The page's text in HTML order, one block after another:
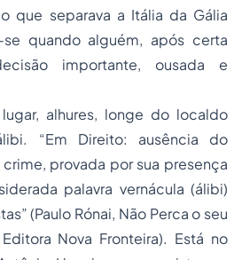
que separava a Itália da Gália
se quando alguém, após certa
importante, ousada e
alhures, longe do localdo
“Em Direito: ausência do
provada por sua presença
palavra vernácula (álibi)
(Paulo Rónai, Não Perca o seu
Nova Fronteira). Está no